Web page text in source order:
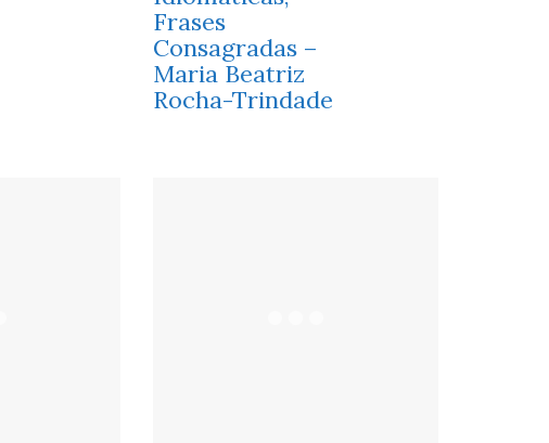
Frases
Consagradas –
Maria Beatriz
Rocha-Trindade